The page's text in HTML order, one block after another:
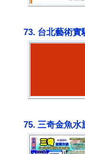
73. 台北藝術實
75. 三奇金魚水